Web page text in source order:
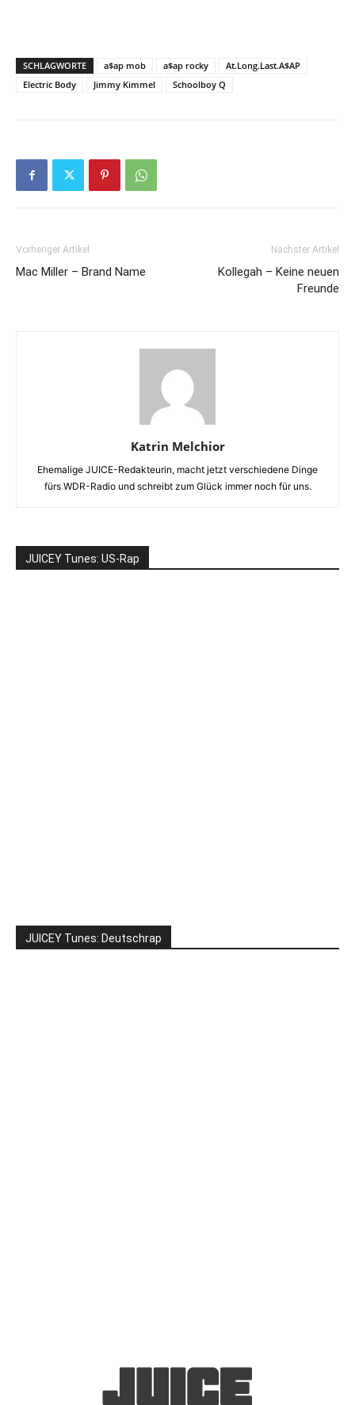
SCHLAGWORTE a$ap mob a$ap rocky
At.Long.Last.A$AP
Electric Body
Jimmy Kimmel Schoolboy Q
Vorheriger Artikel
Mac Miller – Brand Name
Nächster Artikel
Kollegah – Keine neuen
Freunde
Katrin Melchior
Ehemalige JUICE-Redakteurin, macht jetzt verschiedene Dinge
fürs WDR-Radio und schreibt zum Glück immer noch für uns.
JUICEY Tunes: US-Rap
JUICEY Tunes: Deutschrap